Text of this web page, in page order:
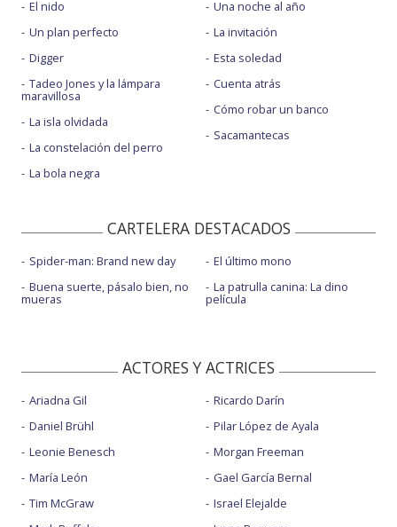
El nido
Un plan perfecto
Digger
Tadeo Jones y la lámpara
maravillosa
La isla olvidada
La constelación del perro
La bola negra
Una noche al año
La invitación
Esta soledad
Cuenta atrás
Cómo robar un banco
Sacamantecas
CARTELERA DESTACADOS
Spider-man: Brand new day
Buena suerte, pásalo bien, no
mueras
El último mono
La patrulla canina: La dino
película
ACTORES Y ACTRICES
Ariadna Gil
Daniel Brühl
Leonie Benesch
María León
Tim McGraw
Ricardo Darín
Pilar López de Ayala
Morgan Freeman
Gael García Bernal
Israel Elejalde